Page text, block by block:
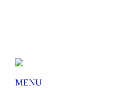
MENU